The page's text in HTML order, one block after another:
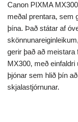
Canon PIXMA
meðal prentara, sem
þína. Það státar af
gerir það að
MX300, með
þjónar sem hlið þín
skjalastjórnunar.